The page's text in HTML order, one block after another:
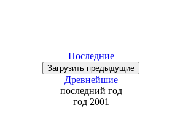
Последние
Загрузить предыдущие
Древнейшие
последний год
год 2001